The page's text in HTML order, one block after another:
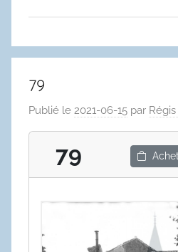
79
Publié le 2021-06-15 par
79